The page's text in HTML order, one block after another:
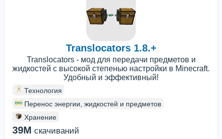
Translocators 1.8.+
Translocators - мод для передачи предметов и
жидкостей с высокой степенью настройки в Minecraft.
Удобный и эффективный!
Технология
Перенос энергии, жидкостей и предметов
Хранение
39M скачиваний